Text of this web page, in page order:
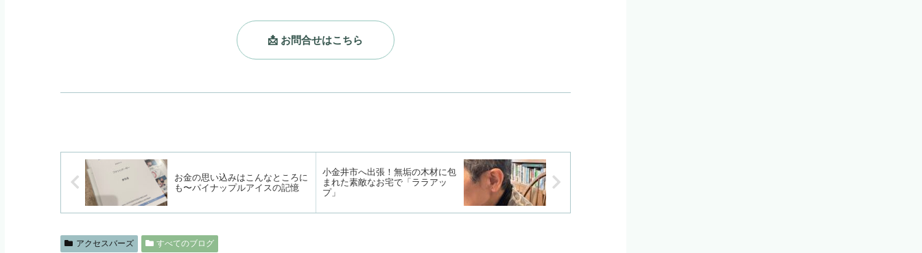
📩 お問合せはこちら
お金の思い込みはこんなところに
も〜パイナップルアイスの記憶
小金井市へ出張！無垢の木材に包
まれた素敵なお宅で「ララアッ
プ」
アクセスバーズ すべてのブログ